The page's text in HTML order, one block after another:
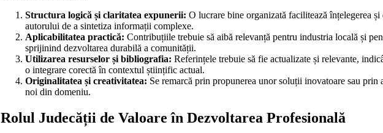
Structura logică și claritatea expunerii: O lucrare bine organizată facilitează înțelegerea și
autorului de a sintetiza informații complexe.
Aplicabilitatea practică: Contribuțiile trebuie să aibă relevanță pentru industria locală și
sprijinind dezvoltarea durabilă a comunității.
Utilizarea resurselor și bibliografia: Referințele trebuie să fie actualizate și relevante,
o integrare corectă în contextul științific actual.
Originalitatea și creativitatea: Se remarcă prin propunerea unor soluții inovatoare sau prin
noi din domeniu.
Rolul Judecății de Valoare în Dezvoltarea Profesională